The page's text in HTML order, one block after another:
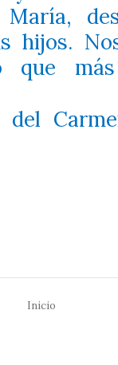
María,
hijos.
que
Inicio